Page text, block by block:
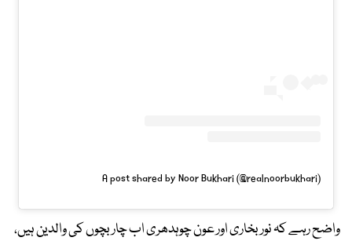
A post shared by Noor Bukhari (@realnoorbukhari)
واضح رہے کہ نور بخاری اور عون چوہدھری اب چار بچوں کی والدین ہیں،